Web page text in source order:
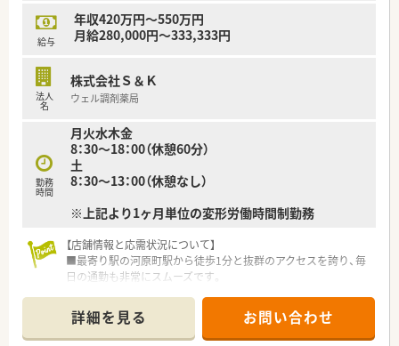
で安定度もたかく、長期的に安心して働けます。
近年では男性社員でも育児休暇を取得するなど先進的な取り組
給与
年収420万円～550万円
月給280,000円～333,333円
法人
名
株式会社Ｓ＆Ｋ
ウェル調剤薬局
勤務
時間
月火水木金
8：30～18：00（休憩60分）
土
8：30～13：00（休憩なし）
※上記より1ヶ月単位の変形労働時間制勤務
【店舗情報と応需状況について】
■最寄り駅の河原町駅から徒歩1分と抜群のアクセスを誇り、毎
日の通勤も非常にスムーズです。
り、処方箋は1日約100枚応需します。
■常勤と非常勤の薬剤師に加えベテラン事務も在籍し、全員で連
携しながら業務を行っています。
詳細を見る お問い合わせ